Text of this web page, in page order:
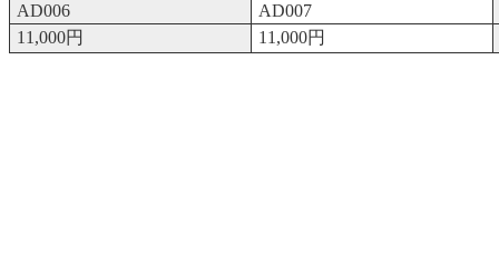
AD006
AD007
11,000円
11,000円